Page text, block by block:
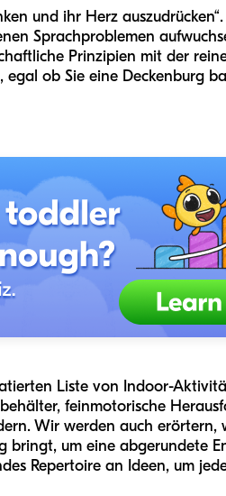
und ihr Herz
Sprachproblemen
Prinzipien mit der
ob Sie eine Deckenburg
Liste von Indoor-
feinmotorische
Wir werden auch erörtern,
um eine abgerundete
Repertoire an Ideen, um